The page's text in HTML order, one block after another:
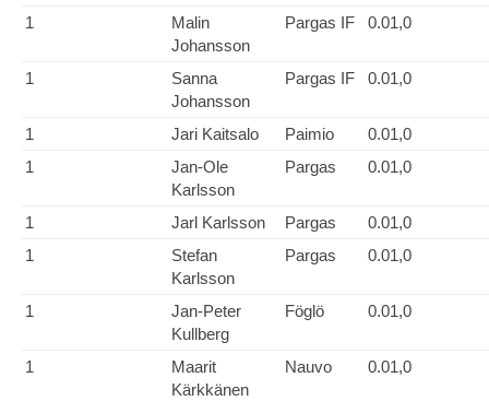
1
Malin
Johansson
Pargas IF 0.01,0
1
Sanna
Johansson
Pargas IF 0.01,0
1 Jari Kaitsalo Paimio
0.01,0
1
Jan-Ole
Karlsson
Pargas 0.01,0
1 Jarl Karlsson Pargas
0.01,0
1
Stefan
Karlsson
Pargas 0.01,0
1
Jan-Peter
Kullberg
Föglö 0.01,0
1
Maarit
Kärkkänen
Nauvo 0.01,0